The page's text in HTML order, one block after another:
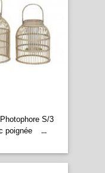
Photophore S/3
poignée
...